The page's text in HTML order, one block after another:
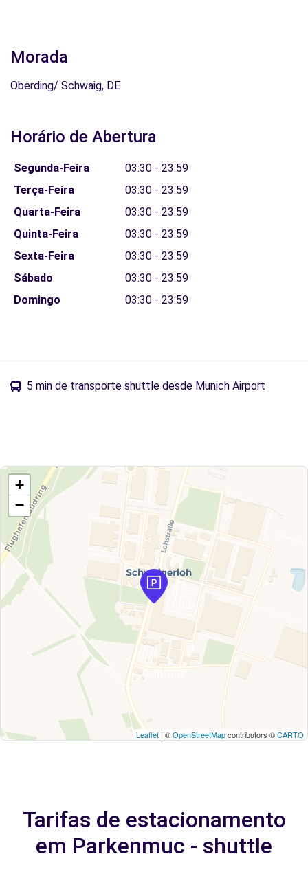
Morada
Oberding/ Schwaig, DE
Horário de Abertura
Segunda-Feira
03:30 - 23:59
Terça-Feira
03:30 - 23:59
Quarta-Feira
03:30 - 23:59
Quinta-Feira
03:30 - 23:59
Sexta-Feira
03:30 - 23:59
Sábado
03:30 - 23:59
Domingo
03:30 - 23:59
5 min de transporte shuttle desde Munich Airport
+
−
Leaflet | ©OpenStreetMapcontributors ©CARTO
Tarifas de estacionamento
em Parkenmuc - shuttle